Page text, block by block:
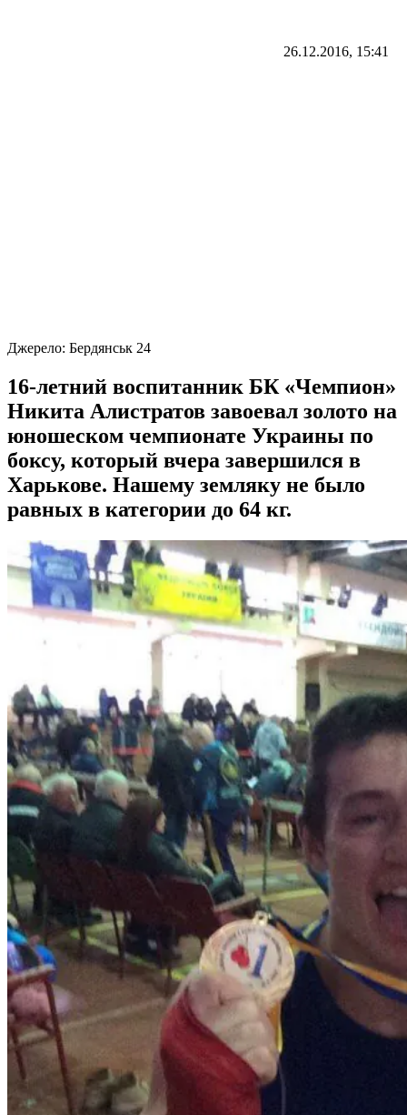
26.12.2016, 15:41
Джерело: Бердянськ 24
16-летний воспитанник БК «Чемпион»
Никита Алистратов завоевал золото на
юношеском чемпионате Украины по
боксу, который вчера завершился в
Харькове. Нашему земляку не было
равных в категории до 64 кг.